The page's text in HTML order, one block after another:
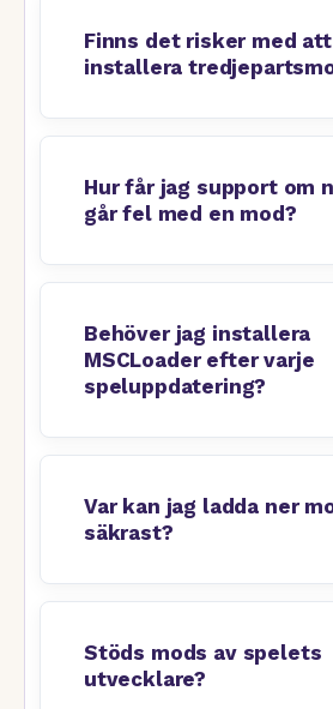
Finns det risker med att
installera
Hur får jag support om
går fel med en mod?
Behöver jag installera
MSCLoader efter varje
speluppdatering?
Var kan jag ladda ner
säkrast?
Stöds mods av spelets
utvecklare?